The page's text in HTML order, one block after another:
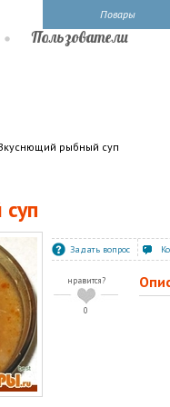
Повары
Пользователи
рыбный суп
Задать вопрос
нравится?
0